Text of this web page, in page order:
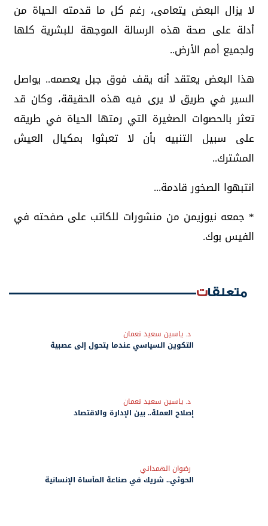
لا يزال البعض يتعامى، رغم كل ما قدمته الحياة من
أدلة على صحة هذه الرسالة الموجهة للبشرية كلها
ولجميع أمم الأرض..
هذا البعض يعتقد أنه يقف فوق جبل يعصمه.. يواصل
السير في طريق لا يرى فيه هذه الحقيقة، وكان قد
تعثر بالحصوات الصغيرة التي رمتها الحياة في طريقه
على سبيل التنبيه بأن لا تعبثوا بمكيال العيش
المشترك..
انتبهوا الصخور قادمة...
* جمعه نيوزيمن من منشورات للكاتب على صفحته في
الفيس بوك.
متعلقات
د. ياسين سعيد نعمان
التكوين السياسي عندما يتحول إلى عصبية
د. ياسين سعيد نعمان
إصلاح العملة.. بين الإدارة والاقتصاد
رضوان الهمداني
الحوثي.. شريك في صناعة المأساة الإنسانية